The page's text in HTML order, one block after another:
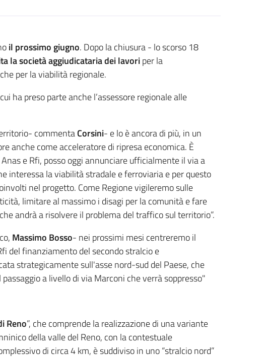
il prossimo giugno. Dopo la chiusura - lo scorso 18
la società aggiudicataria dei lavoriper la
per la viabilità regionale.
ha preso parte anche l’assessore regionale alle
commentaCorsini- e lo è ancora di più, in un
anche come acceleratore di ripresa economica. È
e Rfi, posso oggi annunciare ufficialmente il via a
interessa la viabilità stradale e ferroviaria e per questo
nel progetto. Come Regione vigileremo sulle
limitare al massimo i disagi per la comunità e fare
andrà a risolvere il problema del traffico sul territorio”.
Massimo Bosso- nei prossimi mesi centreremo il
del finanziamento del secondo stralcio e
strategicamente sull'asse nord-sud del Paese, che
a livello di via Marconi che verrà soppresso"
Reno”, che comprende la realizzazione di una variante
della valle del Reno, con la contestuale
di circa 4 km, è suddiviso in uno “stralcio nord”